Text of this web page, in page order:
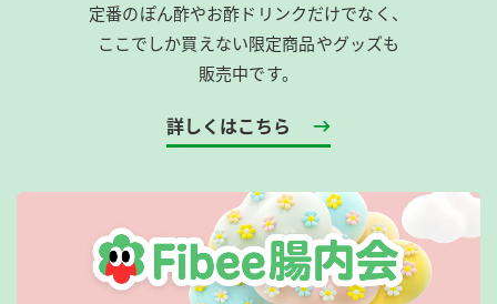
定番のぽん酢やお酢ドリンクだけでなく、
ここでしか買えない限定商品やグッズも
販売中です。
詳しくはこちら